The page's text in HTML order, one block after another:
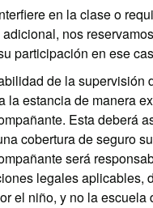
en la clase o
nos
participación en ese
de la supervisión
la estancia de manera
Esta deberá
cobertura de seguro
será
legales aplicables,
el niño, y no la escuela